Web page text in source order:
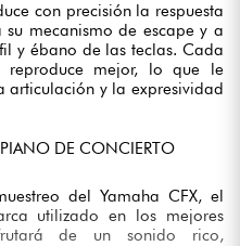
con precisión la respuesta
mecanismo de escape y a
y ébano de las teclas. Cada
reproduce mejor, lo que le
y la expresividad
DE CONCIERTO
del Yamaha CFX, el
utilizado en los mejores
de un sonido rico,